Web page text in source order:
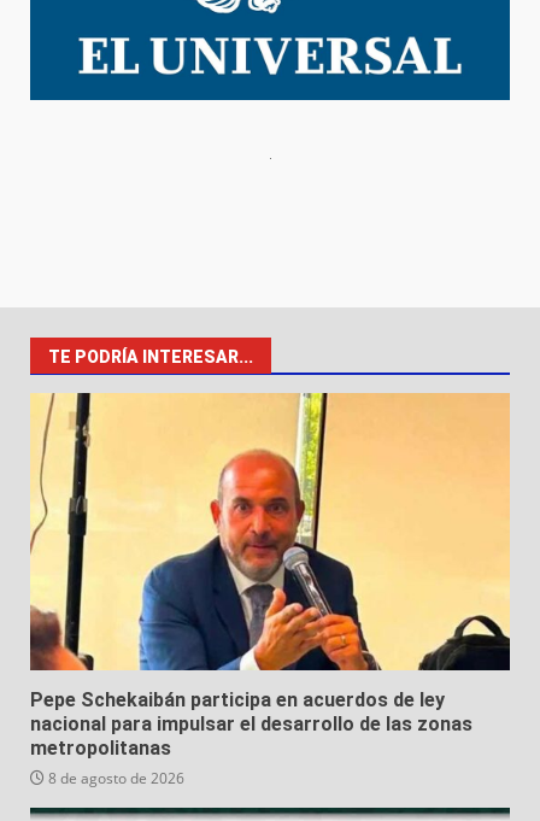
TE PODRÍA INTERESAR...
Pepe Schekaibán participa en acuerdos de ley
nacional para impulsar el desarrollo de las zonas
metropolitanas
8 de agosto de 2026